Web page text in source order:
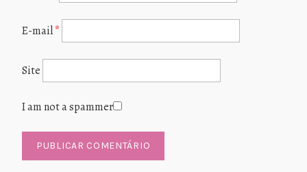
E-mail*
Site
I am not a spammer